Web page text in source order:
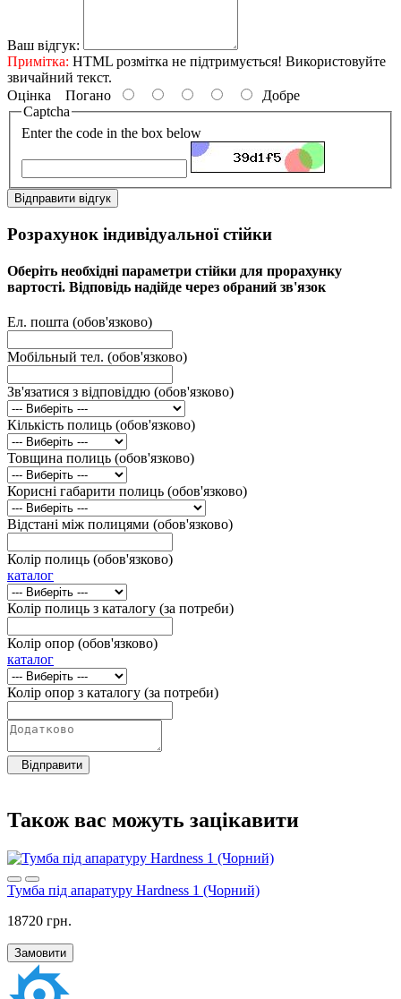
Ваш відгук:
Примітка: HTML розмітка не підтримується! Використовуйте
звичайний текст.
Оцінка Погано
Добре
Captcha
Enter the code in the box below
Відправити відгук
Розрахунок індивідуальної стійки
Оберіть необхідні параметри стійки для прорахунку
вартості. Відповідь надійде через обраний зв'язок
Ел. пошта (обов'язково)
Мобільный тел. (обов'язково)
Зв'язатися з відповіддю (обов'язково)
Кількість полиць (обов'язково)
Товщина полиць (обов'язково)
Корисні габарити полиць (обов'язково)
Відстані між полицями (обов'язково)
Колір полиць (обов'язково)
каталог
Колір полиць з каталогу (за потреби)
Колір опор (обов'язково)
каталог
Колір опор з каталогу (за потреби)
Відправити
Також вас можуть зацікавити
Тумба під апаратуру Hardness 1 (Чорний)
18720 грн.
Замовити